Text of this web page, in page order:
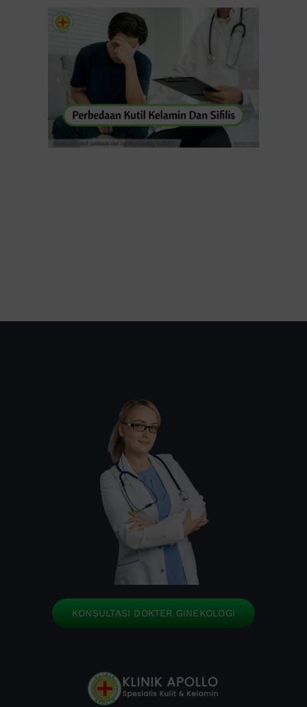
KONSULTASI DOKTER GINEKOLOGI